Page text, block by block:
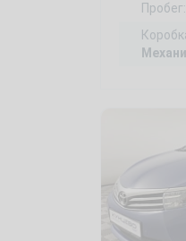
Пробег: